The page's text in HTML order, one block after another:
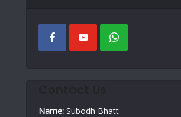
Name: Subodh Bhatt